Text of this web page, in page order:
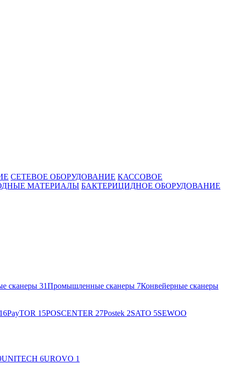
СЕТЕВОЕ ОБОРУДОВАНИЕ КАССОВОЕ
МАТЕРИАЛЫ БАКТЕРИЦИДНОЕ ОБОРУДОВАНИЕ
сканеры 31Промышленные сканеры 7Конвейерные сканеры
16PayTOR 15POSCENTER 27Postek 2SATO 5SEWOO
UNITECH 6UROVO 1